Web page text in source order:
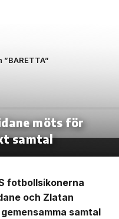
”BARETTA”
möts för
samtal
fotbollsikonerna
och Zlatan
samtal